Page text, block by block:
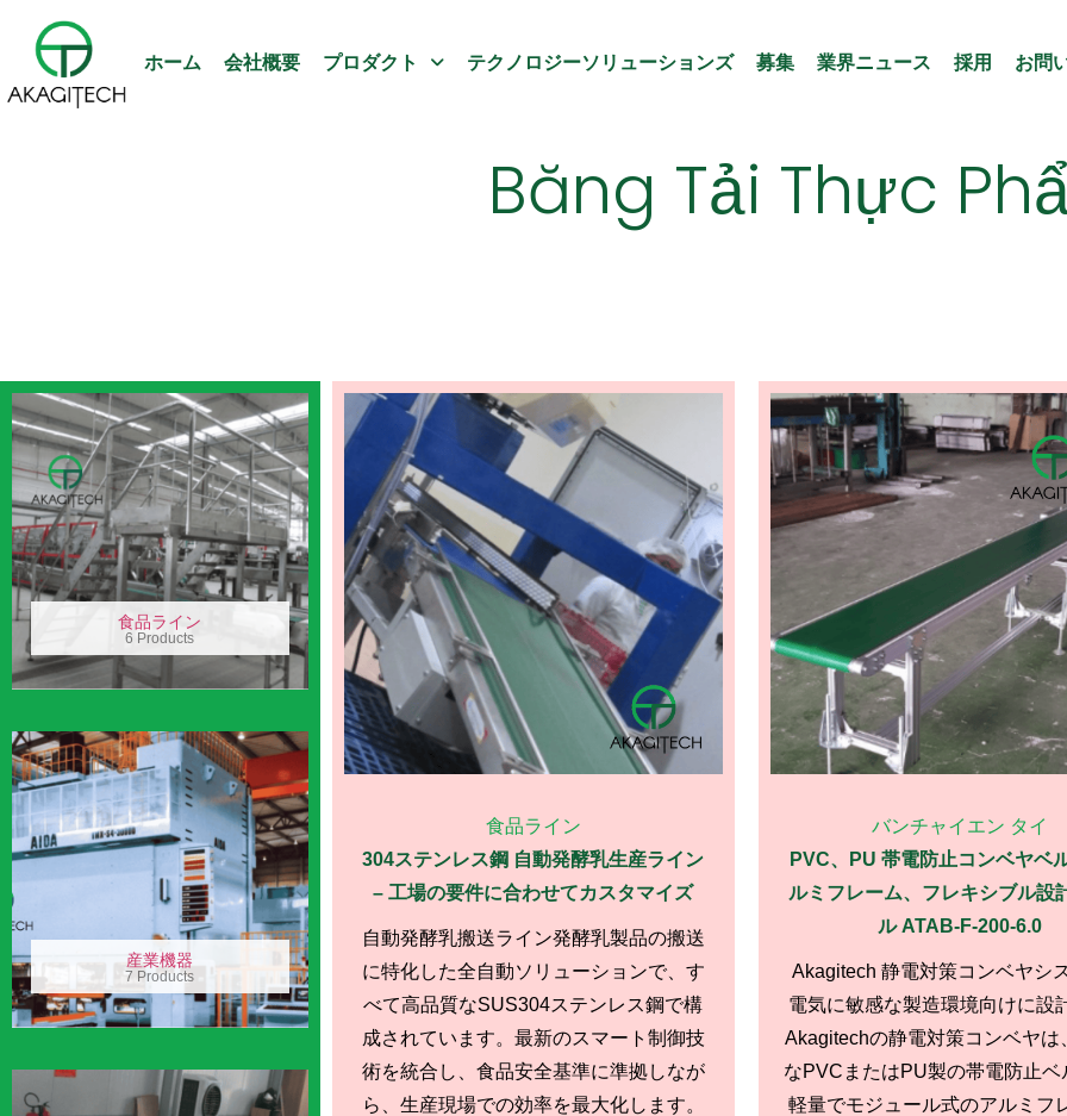
ホーム 会社概要 プロダクト テクノロジーソリューションズ 募集 業界ニュース 採用 お問
Băng Tải Thực
食品ライン
6 Products
産業機器
7 Products
食品ライン
304ステンレス鋼 自動発酵乳生産ライン
– 工場の要件に合わせてカスタマイズ
自動発酵乳搬送ライン発酵乳製品の搬送
に特化した全自動ソリューションで、す
べて高品質なSUS304ステンレス鋼で構
成されています。最新のスマート制御技
術を統合し、食品安全基準に準拠しなが
ら、生産現場での効率を最大化します。
バンチャイエン タイ
PVC、PU 帯電防止コンベヤベ
ルミフレーム、フレキシブル設
ル ATAB-F-200-6.0
Akagitech 静電対策コンベヤシ
電気に敏感な製造環境向けに設
Akagitechの静電対策コンベヤは
なPVCまたはPU製の帯電防止ベ
軽量でモジュール式のアルミフ